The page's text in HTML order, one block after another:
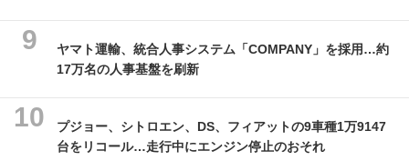
ヤマト運輸、統合人事システム「COMPANY」を採用…約
17万名の人事基盤を刷新
プジョー、シトロエン、DS、フィアットの9車種1万9147
台をリコール…走行中にエンジン停止のおそれ